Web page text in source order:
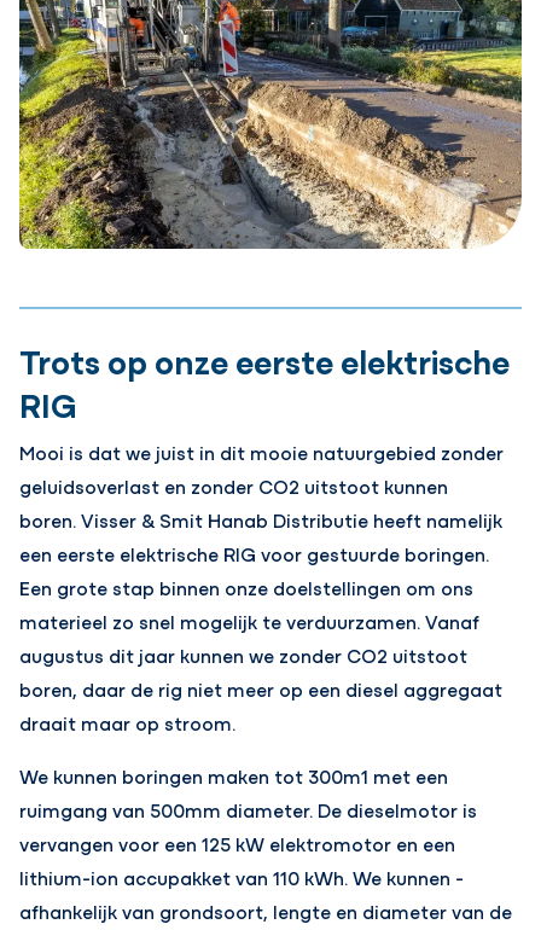
Trots op onze eerste elektrische
RIG
Mooi is dat we juist in dit mooie natuurgebied zonder
geluidsoverlast en zonder CO2 uitstoot kunnen
boren. Visser & Smit Hanab Distributie heeft namelijk
een eerste elektrische RIG voor gestuurde boringen.
Een grote stap binnen onze doelstellingen om ons
materieel zo snel mogelijk te verduurzamen. Vanaf
augustus dit jaar kunnen we zonder CO2 uitstoot
boren, daar de rig niet meer op een diesel aggregaat
draait maar op stroom.
We kunnen boringen maken tot 300m1 met een
ruimgang van 500mm diameter. De dieselmotor is
vervangen voor een 125 kW elektromotor en een
lithium-ion accupakket van 110 kWh. We kunnen -
afhankelijk van grondsoort, lengte en diameter van de